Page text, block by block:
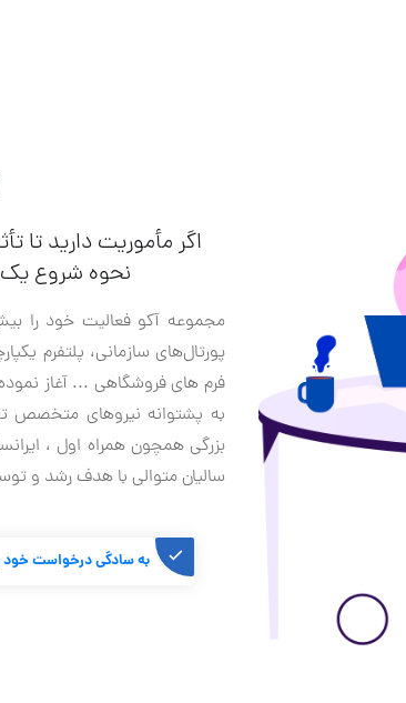
اگر مأموریت دارید تا
نحوه شروع یک
مجموعه آکو فعالیت خود را
پورتال‌های سازمانی، پلتفرم
فرم های فروشگاهی ... آغاز نموده
به پشتوانه نیروهای متخصص
بزرگی همچون همراه اول ،
سالیان متوالی با هدف رشد و
به سادگی درخواست خود